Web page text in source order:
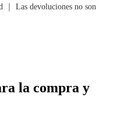
｜ Las devoluciones no son
la compra y